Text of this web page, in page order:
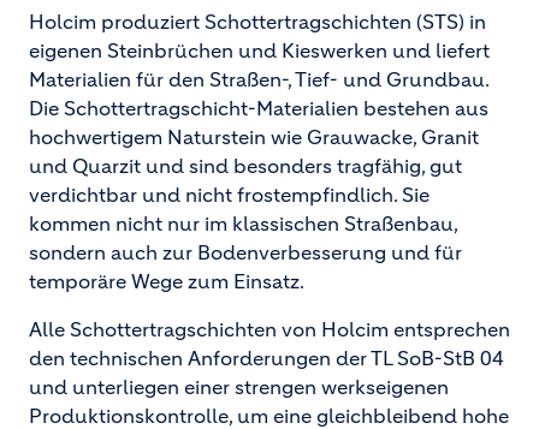
Holcim produziert Schottertragschichten (STS) in
eigenen Steinbrüchen und Kieswerken und liefert
Materialien für den Straßen-, Tief- und Grundbau.
Die Schottertragschicht-Materialien bestehen aus
hochwertigem Naturstein wie Grauwacke, Granit
und Quarzit und sind besonders tragfähig, gut
verdichtbar und nicht frostempfindlich. Sie
kommen nicht nur im klassischen Straßenbau,
sondern auch zur Bodenverbesserung und für
temporäre Wege zum Einsatz.
Alle Schottertragschichten von Holcim entsprechen
den technischen Anforderungen der TL SoB-StB 04
und unterliegen einer strengen werkseigenen
Produktionskontrolle, um eine gleichbleibend hohe